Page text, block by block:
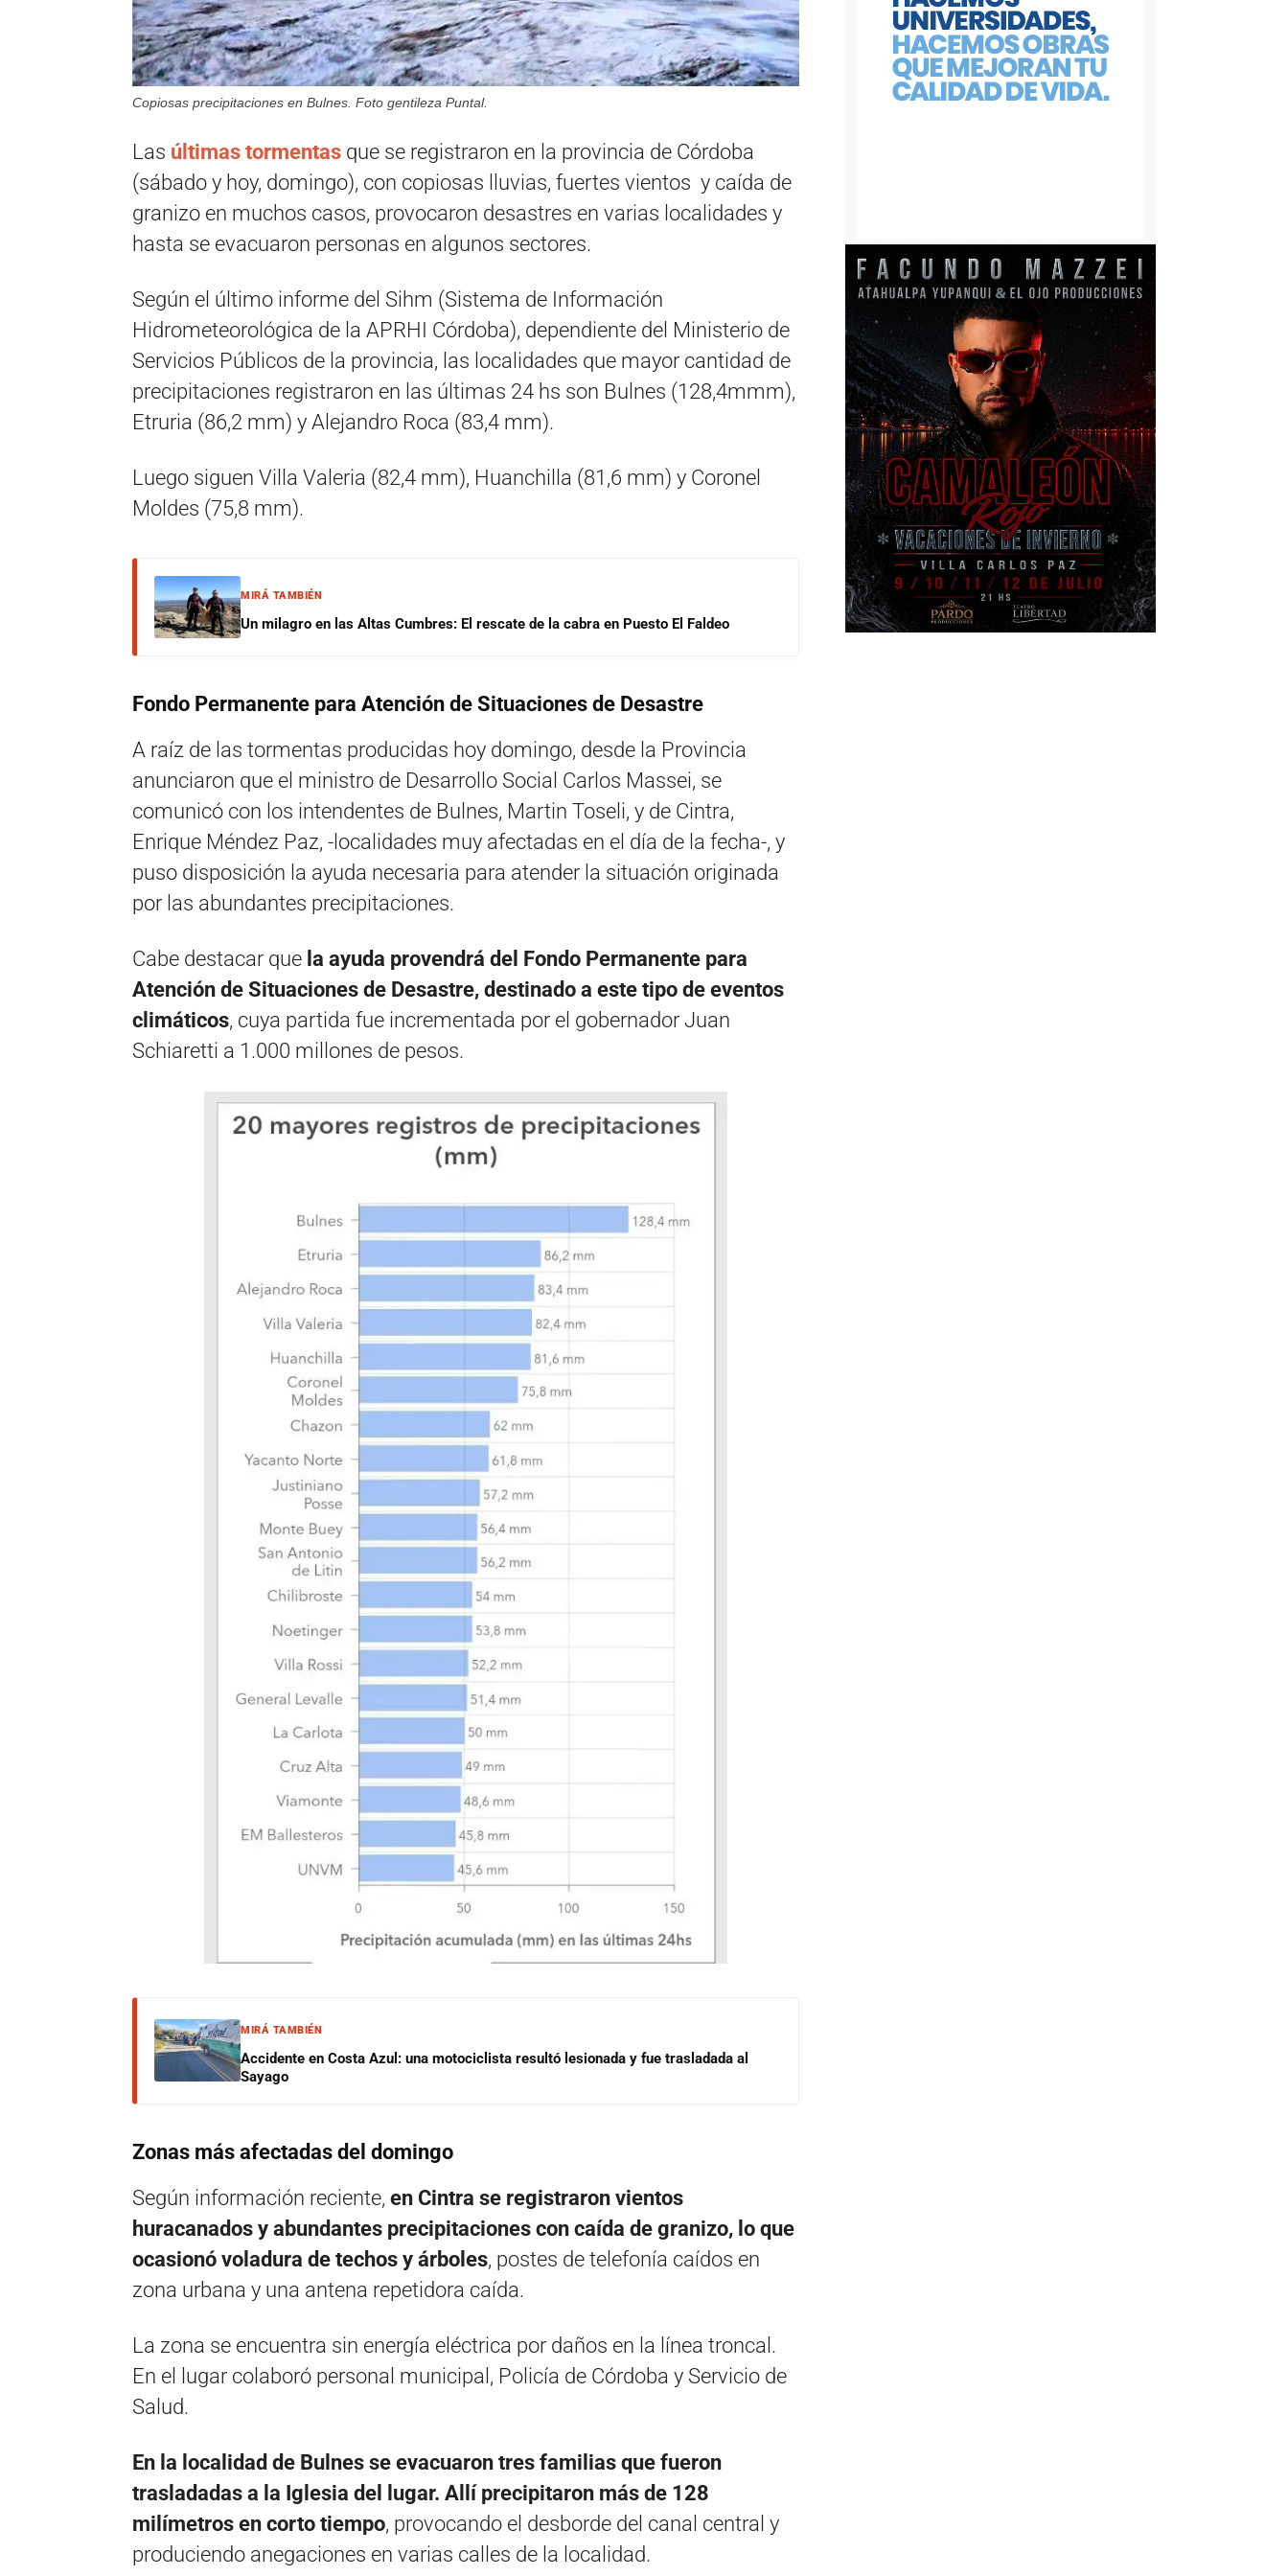
Copiosas precipitaciones en Bulnes. Foto gentileza Puntal.
Las últimas tormentas que se registraron en la provincia de Córdoba
(sábado y hoy, domingo), con copiosas lluvias, fuertes vientos y caída de
granizo en muchos casos, provocaron desastres en varias localidades y
hasta se evacuaron personas en algunos sectores.
Según el último informe del Sihm (Sistema de Información
Hidrometeorológica de la APRHI Córdoba), dependiente del Ministerio de
Servicios Públicos de la provincia, las localidades que mayor cantidad de
precipitaciones registraron en las últimas 24 hs son Bulnes (128,4mmm),
Etruria (86,2 mm) y Alejandro Roca (83,4 mm).
Luego siguen Villa Valeria (82,4 mm), Huanchilla (81,6 mm) y Coronel
Moldes (75,8 mm).
MIRÁ TAMBIÉN
Un milagro en las Altas Cumbres: El rescate de la cabra en Puesto El Faldeo
Fondo Permanente para Atención de Situaciones de Desastre
A raíz de las tormentas producidas hoy domingo, desde la Provincia
anunciaron que el ministro de Desarrollo Social Carlos Massei, se
comunicó con los intendentes de Bulnes, Martin Toseli, y de Cintra,
Enrique Méndez Paz, -localidades muy afectadas en el día de la fecha-, y
puso disposición la ayuda necesaria para atender la situación originada
por las abundantes precipitaciones.
Cabe destacar que la ayuda provendrá del Fondo Permanente para
Atención de Situaciones de Desastre, destinado a este tipo de eventos
climáticos, cuya partida fue incrementada por el gobernador Juan
Schiaretti a 1.000 millones de pesos.
MIRÁ TAMBIÉN
Accidente en Costa Azul: una motociclista resultó lesionada y fue trasladada al
Sayago
Zonas más afectadas del domingo
Según información reciente, en Cintra se registraron vientos
huracanados y abundantes precipitaciones con caída de granizo, lo que
ocasionó voladura de techos y árboles, postes de telefonía caídos en
zona urbana y una antena repetidora caída.
La zona se encuentra sin energía eléctrica por daños en la línea troncal.
En el lugar colaboró personal municipal, Policía de Córdoba y Servicio de
Salud.
En la localidad de Bulnes se evacuaron tres familias que fueron
trasladadas a la Iglesia del lugar. Allí precipitaron más de 128
milímetros en corto tiempo, provocando el desborde del canal central y
produciendo anegaciones en varias calles de la localidad.